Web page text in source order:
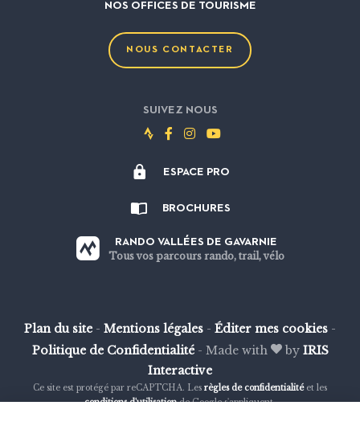
NOS OFFICES DE TOURISME
NOUS CONTACTER
SUIVEZ NOUS
Suivez-
Strava
Suivez-
Facebook
Suivez-
Instagram
Suivez-
Youtube
ESPACE PRO
BROCHURES
RANDO VALLÉES DE GAVARNIE
Tous vos parcours rando, trail, vélo
Plan du site - Mentions légales - Éditer mes cookies -
Politique de Confidentialité - Made with by IRIS
Interactive
Ce site est protégé par reCAPTCHA. Les règles de confidentialitéet les
conditions d'utilisationde Google s'appliquent.